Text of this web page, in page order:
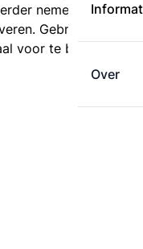
Over
nemen als je
Gebruik de
voor te bereiden.